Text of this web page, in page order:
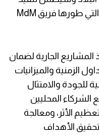
وسلامة وجودة واتساق الأنشطة التي طورها فريق MdM
الجارية لضمان
الزمنية والميزانيات
للجودة والامتثال
الشركاء المحليين
الأثر، ومعالجة
الأهداف